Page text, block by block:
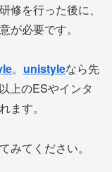
修を行った後に、
が必要です。
。 unistyleなら先
上のESやインタ
ます。
みてください。